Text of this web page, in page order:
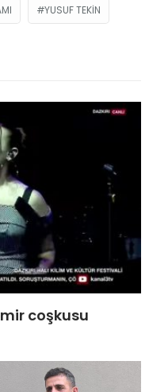
YUSUF TEKIN
coşkusu